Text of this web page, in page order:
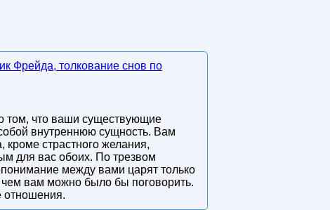
Фрейда, толкование снов по
том, что ваши существующие
внутреннюю сущность. Вам
кроме страстного желания,
для вас обоих. По трезвом
между вами царят только
чем вам можно было бы поговорить.
отношения.